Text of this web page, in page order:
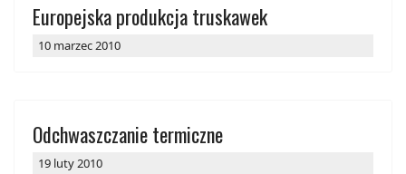
Europejska produkcja truskawek
10 marzec 2010
Odchwaszczanie termiczne
19 luty 2010